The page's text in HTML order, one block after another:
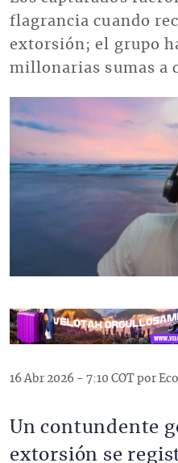
flagrancia cuando
extorsión; el grupo
millonarias sumas a
Imagen
16 Abr 2026 - 7:10 COT por
Un contundente
extorsión se